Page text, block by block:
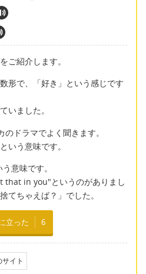
ご紹介します。
形で、「好き」という感じです
いました。
ドラマでよく聞きます。
いう意味です。
意味です。
that in you"というのがありまし
てちゃえば？」でした。
立った 6
イト